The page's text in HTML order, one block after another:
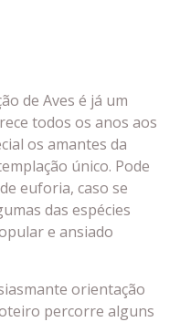
de Aves é já um
todos os anos aos
os amantes da
único. Pode
euforia, caso se
das espécies
e ansiado
orientação
percorre alguns